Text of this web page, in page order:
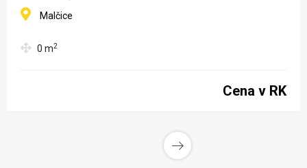
Malčice
0 m2
Cena v RK